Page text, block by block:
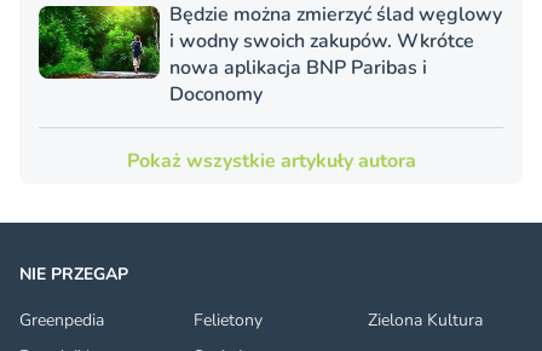
Będzie można zmierzyć ślad węglowy
i wodny swoich zakupów. Wkrótce
nowa aplikacja BNP Paribas i
Doconomy
Pokaż wszystkie artykuły autora
NIE PRZEGAP
Greenpedia
Felietony
Zielona Kultura